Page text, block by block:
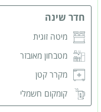
חדר שינה
מיטה זוגית
מטבחון מאובזר
מקרר קטן
קומקום חשמלי